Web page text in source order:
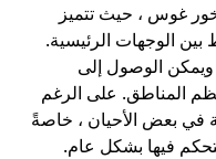
خور غوس ، حيث تتميز
الوجهات الرئيسية.
، ويمكن الوصول إلى
المناطق. على الرغم
في بعض الأحيان ، خاصةً
فيها بشكل عام.